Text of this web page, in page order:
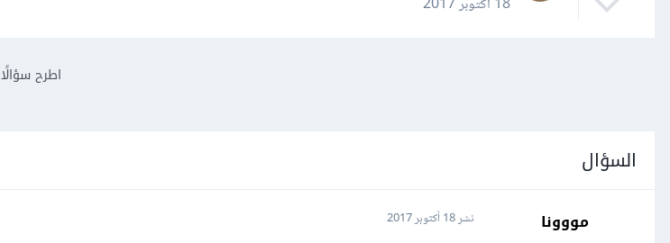
18 أكتوبر 2017
اطرح سؤالًا
السؤال
مووونا نشر18 أكتوبر 2017